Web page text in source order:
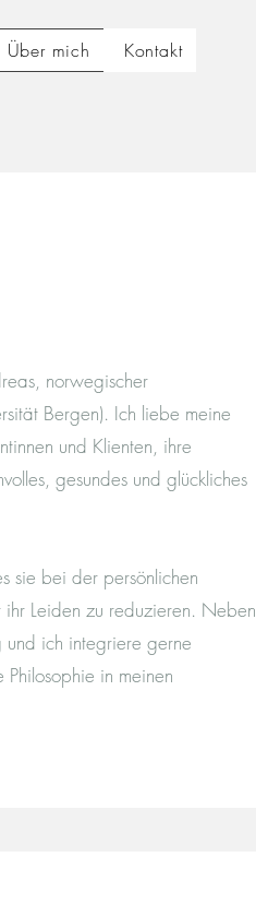
Über mich Kontakt
norwegischer
Bergen). Ich liebe meine
und Klienten, ihre
gesundes und glückliches
sie bei der persönlichen
Leiden zu reduzieren. Neben
ich integriere gerne
in meinen